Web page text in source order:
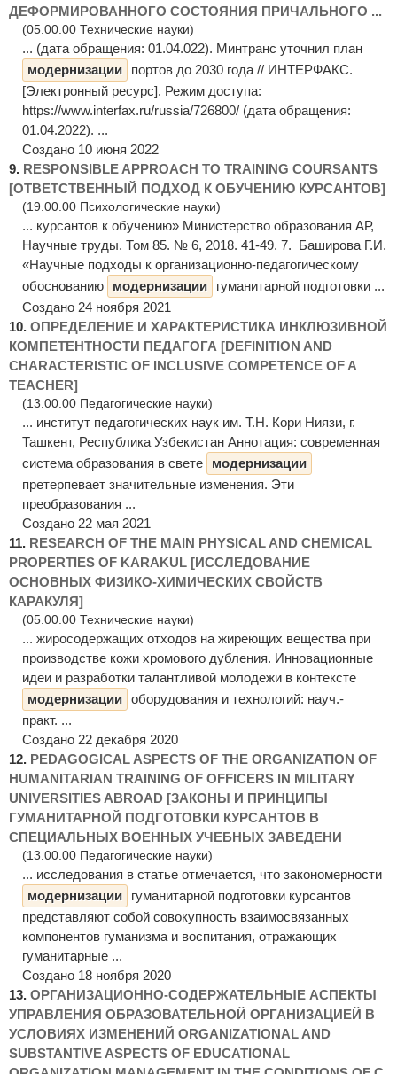
ДЕФОРМИРОВАННОГО СОСТОЯНИЯ ПРИЧАЛЬНОГО ...
(05.00.00 Технические науки)
... (дата обращения: 01.04.022). Минтранс уточнил план
модернизации
портов до 2030 года // ИНТЕРФАКС.
[Электронный ресурс]. Режим доступа:
https://www.interfax.ru/russia/726800/ (дата обращения:
01.04.2022). ...
Создано 10 июня 2022
9. RESPONSIBLE APPROACH TO TRAINING COURSANTS
[ОТВЕТСТВЕННЫЙ ПОДХОД К ОБУЧЕНИЮ КУРСАНТОВ]
(19.00.00 Психологические науки)
... курсантов к обучению» Министерство образования АР,
Научные труды. Том 85. № 6, 2018. 41-49. 7. Баширова Г.И.
«Научные подходы к организационно-педагогическому
обоснованию
модернизации
гуманитарной подготовки ...
Создано 24 ноября 2021
10. ОПРЕДЕЛЕНИЕ И ХАРАКТЕРИСТИКА ИНКЛЮЗИВНОЙ
КОМПЕТЕНТНОСТИ ПЕДАГОГА [DEFINITION AND
CHARACTERISTIC OF INCLUSIVE COMPETENCE OF A
TEACHER]
(13.00.00 Педагогические науки)
... институт педагогических наук им. Т.Н. Кори Ниязи, г.
Ташкент, Республика Узбекистан Аннотация: современная
система образования в свете
модернизации
претерпевает значительные изменения. Эти
преобразования ...
Создано 22 мая 2021
11. RESEARCH OF THE MAIN PHYSICAL AND CHEMICAL
PROPERTIES OF KARAKUL [ИССЛЕДОВАНИЕ
ОСНОВНЫХ ФИЗИКО-ХИМИЧЕСКИХ СВОЙСТВ
КАРАКУЛЯ]
(05.00.00 Технические науки)
... жиросодержащих отходов на жиреющих вещества при
производстве кожи хромового дубления. Инновационные
идеи и разработки талантливой молодежи в контексте
модернизации оборудования и технологий: науч.-
практ. ...
Создано 22 декабря 2020
12. PEDAGOGICAL ASPECTS OF THE ORGANIZATION OF
HUMANITARIAN TRAINING OF OFFICERS IN MILITARY
UNIVERSITIES ABROAD [ЗАКОНЫ И ПРИНЦИПЫ
ГУМАНИТАРНОЙ ПОДГОТОВКИ КУРСАНТОВ В
СПЕЦИАЛЬНЫХ ВОЕННЫХ УЧЕБНЫХ ЗАВЕДЕНИ
(13.00.00 Педагогические науки)
... исследования в статье отмечается, что закономерности
модернизации
гуманитарной подготовки курсантов
представляют собой совокупность взаимосвязанных
компонентов гуманизма и воспитания, отражающих
гуманитарные ...
Создано 18 ноября 2020
13. ОРГАНИЗАЦИОННО-СОДЕРЖАТЕЛЬНЫЕ АСПЕКТЫ
УПРАВЛЕНИЯ ОБРАЗОВАТЕЛЬНОЙ ОРГАНИЗАЦИЕЙ В
УСЛОВИЯХ ИЗМЕНЕНИЙ ORGANIZATIONAL AND
SUBSTANTIVE ASPECTS OF EDUCATIONAL